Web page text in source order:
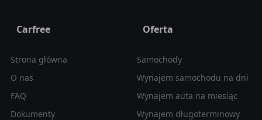
Carfree
Strona główna
O nas
FAQ
Dokumenty
Oferta
Samochody
Wynajem samochodu na dni
Wynajem auta na miesiąc
Wynajem długoterminowy